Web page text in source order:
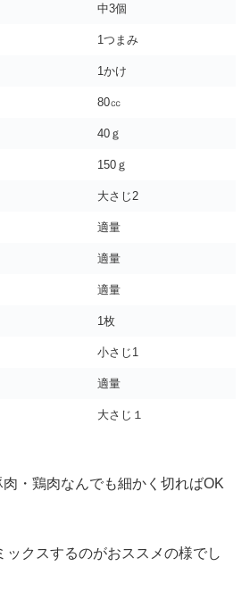
中3個
1つまみ
1かけ
80㏄
40ｇ
150ｇ
大さじ2
適量
適量
適量
1枚
小さじ1
適量
大さじ１
・鶏肉なんでも細かく切ればOK
ックスするのがおススメの様でし